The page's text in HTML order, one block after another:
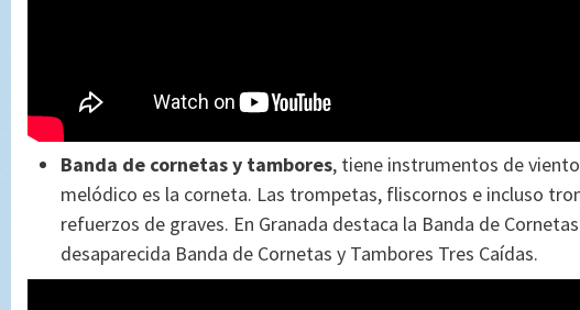
Banda de cornetas y tambores, tiene instrumentos de
melódico es la corneta. Las trompetas, fliscornos e incluso
refuerzos de graves. En Granada destaca la Banda de
desaparecida Banda de Cornetas y Tambores Tres Caídas.